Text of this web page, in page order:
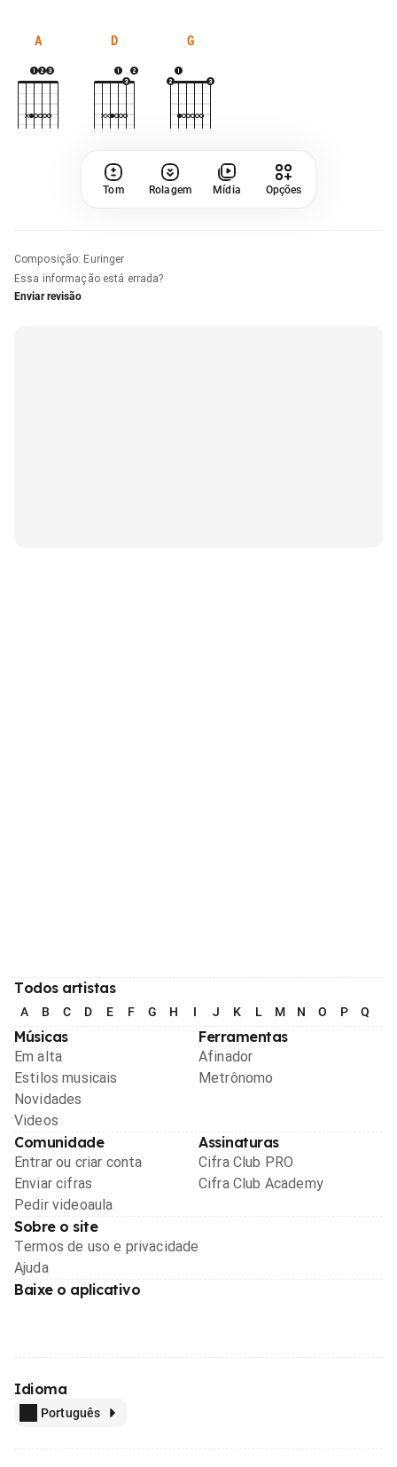
A D G
Tom Rolagem Mídia Opções
Composição: Euringer
Essa informação está errada?
Enviar revisão
Todos artistas
A B C D E F G H I J K L M N O P Q
Músicas
Em alta
Estilos musicais
Novidades
Videos
Ferramentas
Afinador
Metrônomo
Comunidade
Entrar ou criar conta
Enviar cifras
Pedir videoaula
Assinaturas
Cifra Club PRO
Cifra Club Academy
Sobre o site
Termos de uso e privacidade
Ajuda
Baixe o aplicativo
Idioma
Português